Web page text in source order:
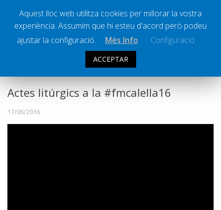
Successos
Ràdio Calella Televisió
Actes litúrgics a la #fmcalella16
17/06/2016
Aquest lloc web utilitza cookies per millorar la vostra
experiència. Assumim que hi esteu d'acord però podeu
ajustar la configuració.
Més Info Configuració
ACCEPTAR